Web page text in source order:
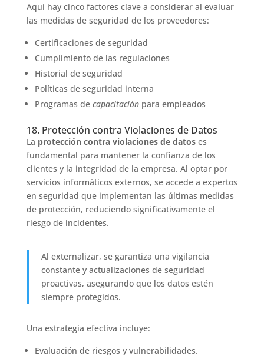
Aquí hay cinco factores clave a considerar al evaluar
las medidas de seguridad de los proveedores:
Certificaciones de seguridad
Cumplimiento de las regulaciones
Historial de seguridad
Políticas de seguridad interna
Programas de capacitaciónpara empleados
18. Protección contra Violaciones de Datos
La protección contra violaciones de datoses
fundamental para mantener la confianza de los
clientes y la integridad de la empresa. Al optar por
servicios informáticos externos, se accede a expertos
en seguridad que implementan las últimas medidas
de protección, reduciendo significativamente el
riesgo de incidentes.
Al externalizar, se garantiza una vigilancia
constante y actualizaciones de seguridad
proactivas, asegurando que los datos estén
siempre protegidos.
Una estrategia efectiva incluye:
Evaluación de riesgos y vulnerabilidades.